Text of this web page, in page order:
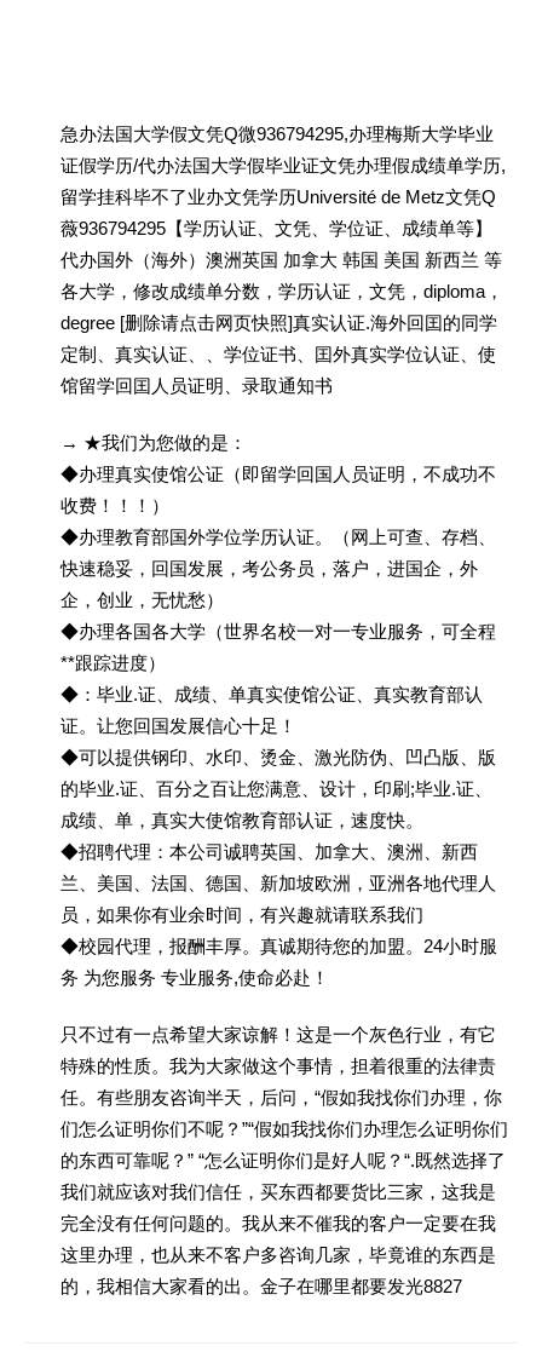
急办法国大学假文凭Q微936794295,办理梅斯大学毕业
证假学历/代办法国大学假毕业证文凭办理假成绩单学历,
留学挂科毕不了业办文凭学历Université de Metz文凭Q
薇936794295【学历认证、文凭、学位证、成绩单等】
代办国外（海外）澳洲英国 加拿大 韩国 美国 新西兰 等
各大学，修改成绩单分数，学历认证，文凭，diploma，
degree [删除请点击网页快照]真实认证.海外回囯的同学
定制、真实认证、、学位证书、囯外真实学位认证、使
馆留学回囯人员证明、录取通知书
→ ★我们为您做的是：
◆办理真实使馆公证（即留学回国人员证明，不成功不
收费！！！）
◆办理教育部国外学位学历认证。（网上可查、存档、
快速稳妥，回国发展，考公务员，落户，进国企，外
企，创业，无忧愁）
◆办理各国各大学（世界名校一对一专业服务，可全程
**跟踪进度）
◆：毕业.证、成绩、单真实使馆公证、真实教育部认
证。让您回国发展信心十足！
◆可以提供钢印、水印、烫金、激光防伪、凹凸版、版
的毕业.证、百分之百让您满意、设计，印刷;毕业.证、
成绩、单，真实大使馆教育部认证，速度快。
◆招聘代理：本公司诚聘英国、加拿大、澳洲、新西
兰、美国、法国、德国、新加坡欧洲，亚洲各地代理人
员，如果你有业余时间，有兴趣就请联系我们
◆校园代理，报酬丰厚。真诚期待您的加盟。24小时服
务 为您服务 专业服务,使命必赴！
只不过有一点希望大家谅解！这是一个灰色行业，有它
特殊的性质。我为大家做这个事情，担着很重的法律责
任。有些朋友咨询半天，后问，“假如我找你们办理，你
们怎么证明你们不呢？”“假如我找你们办理怎么证明你们
的东西可靠呢？” “怎么证明你们是好人呢？“.既然选择了
我们就应该对我们信任，买东西都要货比三家，这我是
完全没有任何问题的。我从来不催我的客户一定要在我
这里办理，也从来不客户多咨询几家，毕竟谁的东西是
的，我相信大家看的出。金子在哪里都要发光8827